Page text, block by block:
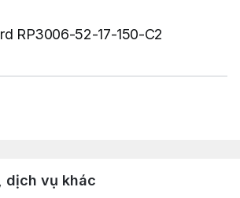
RP3006-52-17-150-C2
dịch vụ khác